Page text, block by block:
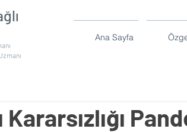
Ana Sayfa
Kararsızlığı